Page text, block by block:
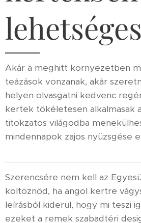
lehetséges
Akár a meghitt környezetben
teázások vonzanak, akár
helyen olvasgatni kedvenc
kertek tökéletesen alkalmasak
titokzatos világodba
mindennapok zajos nyüzsgése
Szerencsére nem kell az
költöznöd, ha angol kertre
leírásból kiderül, hogy mi teszi
ezeket a remek szabadtéri